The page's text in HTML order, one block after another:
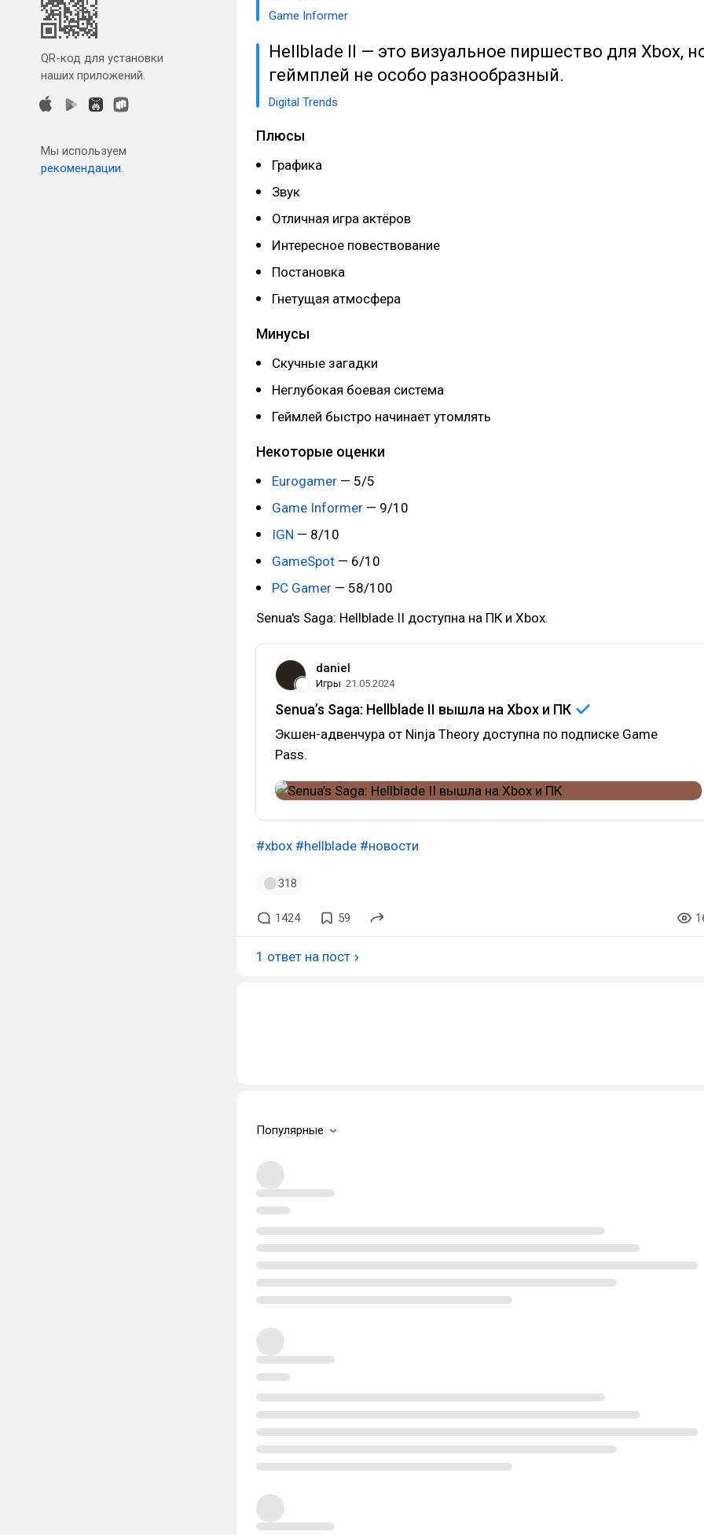
QR-код для установки
наших приложений.
Мы используем
рекомендации.
Game Informer
Hellblade II — это визуальное пиршество для Xbox,
геймплей не особо разнообразный.
Digital Trends
Плюсы
Графика
Звук
Отличная игра актёров
Интересное повествование
Постановка
Гнетущая атмосфера
Минусы
Скучные загадки
Неглубокая боевая система
Геймлей быстро начинает утомлять
Некоторые оценки
Eurogamer — 5/5
Game Informer — 9/10
IGN — 8/10
GameSpot — 6/10
PC Gamer — 58/100
Senua's Saga: Hellblade II доступна на ПК и Xbox.
daniel
Игры 21.05.2024
Senua’s Saga: Hellblade II вышла на Xbox и ПК
Экшен-адвенчура от Ninja Theory доступна по подписке Game
Pass.
#xbox #hellblade #новости
318
1424 59
1 ответ на пост
Популярные